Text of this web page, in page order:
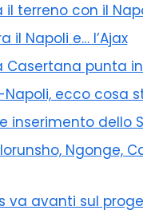
il terreno con il
il Napoli e… l’Ajax
La Casertana
Napoli, ecco
inserimento dello
Ngonge,
va avanti sul